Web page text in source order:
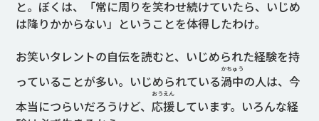
と。ぼくは、「常に周りを笑わせ続けていたら、いじめ
は降りかからない」ということを体得したわけ。
お笑いタレントの自伝を読むと、いじめられた経験を持
っていることが多い。いじめられている渦中
かちゅう
の人は、今
本当につらいだろうけど、 応援
おうえん
しています。いろんな経